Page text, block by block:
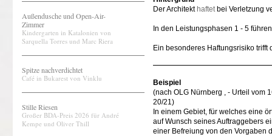
Außendusche und Open-Air-
Zimmer
Kindergarten in Katalonien von
Sarquella Torres und Marc Riera
Spitze nachverdichtet
Café in Bukarest von Vinklu
Stille Riesen
Großer BDA-Preis 2026 für André
Kempe und Oliver Thill
Der Architekt haftetbei Verletzung
In den Leistungsphasen 1 - 5
Ein besonderes Haftungsrisiko
Beispiel
(nach OLG Nürnberg , - Urteil vom
20/21)
In einem Gebiet, für welches eine
auf Wunsch seines Auftraggebers
einer Befreiung von den Vorgaben